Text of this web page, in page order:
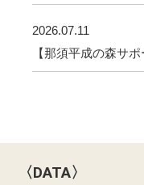
2026.07.11
【那須平成の森サ
〈DATA〉